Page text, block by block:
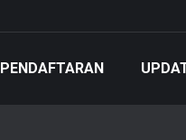
PENDAFTARAN